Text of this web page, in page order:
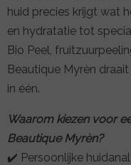
huid precies krijgt wat
en hydratatie tot
Bio Peel,
Beautique Myrèn
in één.
Waarom kiezen voor
Beautique Myrèn?
✔️ Persoonlijke